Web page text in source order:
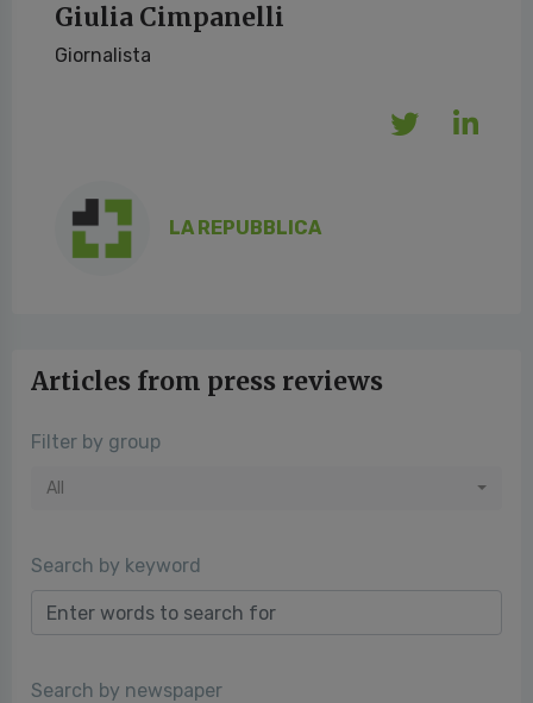
Giulia Cimpanelli
Giornalista
LA REPUBBLICA
Articles from press reviews
Filter by group
All
Search by keyword
Search by newspaper